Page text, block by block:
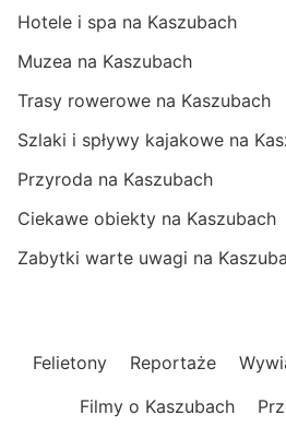
Hotele i spa na Kaszubach
Muzea na Kaszubach
Trasy rowerowe na Kaszubach
Szlaki i spływy kajakowe na
Przyroda na Kaszubach
Ciekawe obiekty na Kaszubach
Zabytki warte uwagi na
Felietony Reportaże
Filmy o Kaszubach